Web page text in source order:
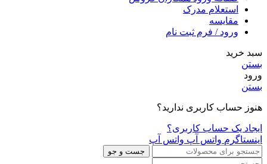
استعلام مدرک
مقایسه
ورود / فرم ثبت نام
سبد خرید
بستن
ورود
بستن
هنوز حساب کاربری ندارید؟
ایجاد یک حساب کاربری؟
اینستاگرم واتس آپ واتس آپ
جست و جو